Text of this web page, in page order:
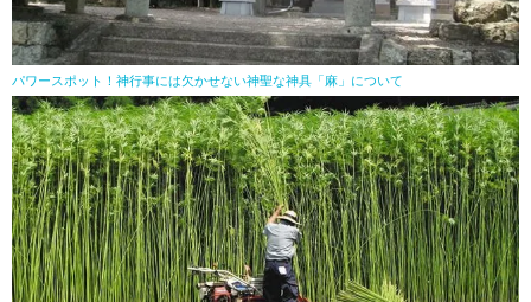
パワースポット！神行事には欠かせない神聖な神具「麻」について